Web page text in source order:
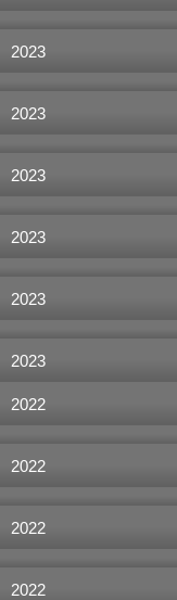
2023
2023
2023
2023
2023
2023
2022
2022
2022
2022